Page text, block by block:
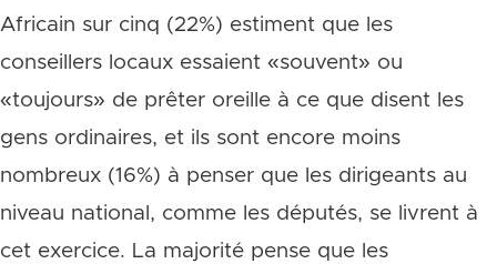
Africain sur cinq (22%) estiment que les
conseillers locaux essaient «souvent» ou
«toujours» de prêter oreille à ce que disent les
gens ordinaires, et ils sont encore moins
nombreux (16%) à penser que les dirigeants au
niveau national, comme les députés, se livrent à
cet exercice. La majorité pense que les